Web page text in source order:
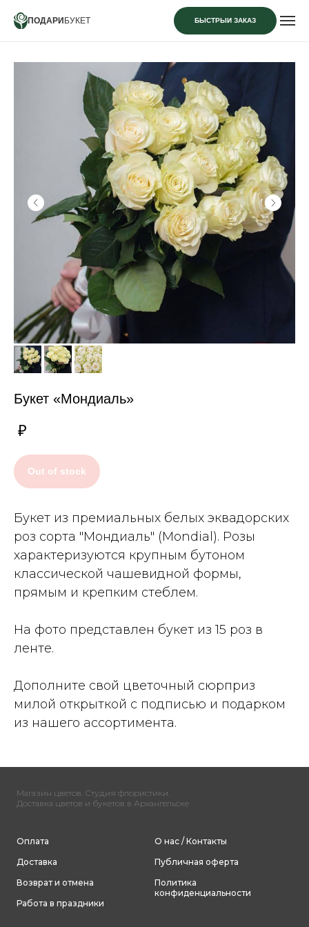
ПОДАРИ БУКЕТ БЫСТРЫЙ ЗАКАЗ
Букет «Мондиаль»
₽
Out of stock
Букет из премиальных белых эквадорских
роз сорта "Мондиаль" (Mondial). Розы
характеризуются крупным бутоном
классической чашевидной формы,
прямым и крепким стеблем.
На фото представлен букет из 15 роз в
ленте.
Дополните свой цветочный сюрприз
милой открыткой с подписью и подарком
из нашего ассортимента.
Магазин цветов. Студия флористики.
Доставка цветов и букетов в Архангельске
Оплата
Доставка
Возврат и отмена
Работа в праздники
О нас / Контакты
Публичная оферта
Политика
конфиденциальности